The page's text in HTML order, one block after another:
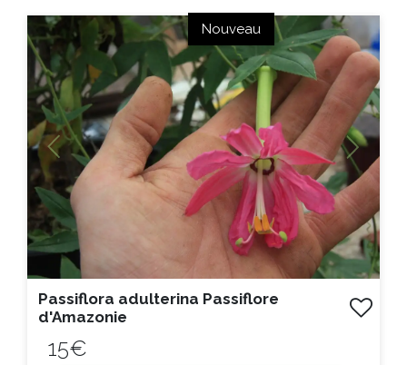
ACHAT EXPRESS
Litre :
Nouveau
Previous Next
Passiflora adulterina Passiflore
d'Amazonie
15€